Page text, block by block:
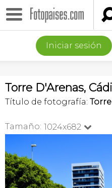
Iniciar sesión
Torre D'Arenas,
Título de fotografía:
Tamaño: 1024x682 